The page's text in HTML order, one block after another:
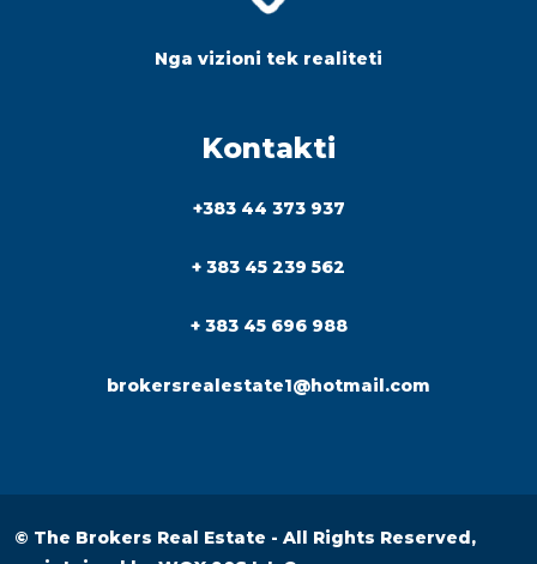
Nga vizioni tek realiteti
Kontakti
+383 44 373 937
+ 383 45 239 562
+ 383 45 696 988
brokersrealestate1@hotmail.com
© The Brokers Real Estate - All Rights Reserved,